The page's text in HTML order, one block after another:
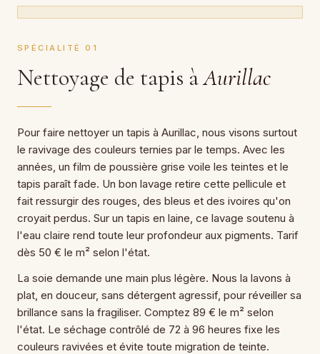
SPÉCIALITÉ 01
Nettoyage de tapis àAurillac
Pour faire nettoyer un tapis à Aurillac, nous visons surtout
le ravivage des couleurs ternies par le temps. Avec les
années, un film de poussière grise voile les teintes et le
tapis paraît fade. Un bon lavage retire cette pellicule et
fait ressurgir des rouges, des bleus et des ivoires qu'on
croyait perdus. Sur un tapis en laine, ce lavage soutenu à
l'eau claire rend toute leur profondeur aux pigments. Tarif
dès 50 € le m² selon l'état.
La soie demande une main plus légère. Nous la lavons à
plat, en douceur, sans détergent agressif, pour réveiller sa
brillance sans la fragiliser. Comptez 89 € le m² selon
l'état. Le séchage contrôlé de 72 à 96 heures fixe les
couleurs ravivées et évite toute migration de teinte.